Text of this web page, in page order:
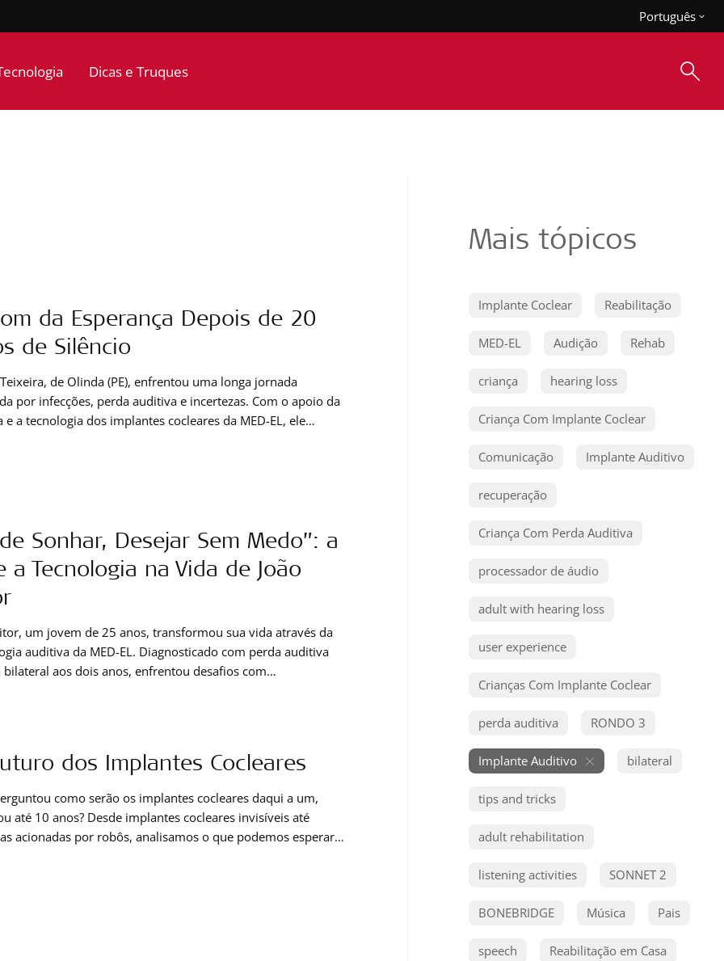
Português
Dicas e Truques
da Esperança Depois de 20
de Silêncio
de Olinda (PE), enfrentou uma longa jornada
por infecções, perda auditiva e incertezas. Com o apoio da
e a tecnologia dos implantes cocleares da MED-EL, ele
Sonhar, Desejar Sem Medo”: a
a Tecnologia na Vida de João
um jovem de 25 anos, transformou sua vida através da
auditiva da MED-EL. Diagnosticado com perda auditiva
bilateral aos dois anos, enfrentou desafios com
da inovação médica.
dos Implantes Cocleares
como serão os implantes cocleares daqui a um,
até 10 anos? Desde implantes cocleares invisíveis até
acionadas por robôs, analisamos o que podemos esperar
Mais tópicos
Implante Coclear Reabilitação
MED-EL Audição Rehab
criança hearing loss
Criança Com Implante Coclear
Comunicação Implante Auditivo
recuperação
Criança Com Perda Auditiva
processador de áudio
adult with hearing loss
user experience
Crianças Com Implante Coclear
perda auditiva RONDO 3
Implante Auditivo bilateral
tips and tricks
adult rehabilitation
listening activities SONNET 2
BONEBRIDGE Música Pais
speech Reabilitação em Casa